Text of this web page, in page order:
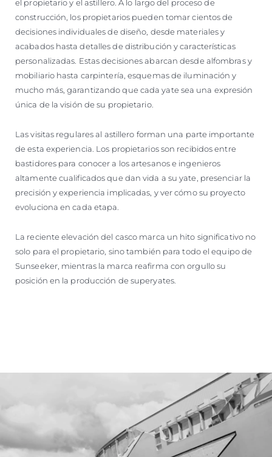
el propietario y el astillero. A lo largo del proceso de
construcción, los propietarios pueden tomar cientos de
decisiones individuales de diseño, desde materiales y
acabados hasta detalles de distribución y características
personalizadas. Estas decisiones abarcan desde alfombras y
mobiliario hasta carpintería, esquemas de iluminación y
mucho más, garantizando que cada yate sea una expresión
única de la visión de su propietario.
Las visitas regulares al astillero forman una parte importante
de esta experiencia. Los propietarios son recibidos entre
bastidores para conocer a los artesanos e ingenieros
altamente cualificados que dan vida a su yate, presenciar la
precisión y experiencia implicadas, y ver cómo su proyecto
evoluciona en cada etapa.
La reciente elevación del casco marca un hito significativo no
solo para el propietario, sino también para todo el equipo de
Sunseeker, mientras la marca reafirma con orgullo su
posición en la producción de superyates.